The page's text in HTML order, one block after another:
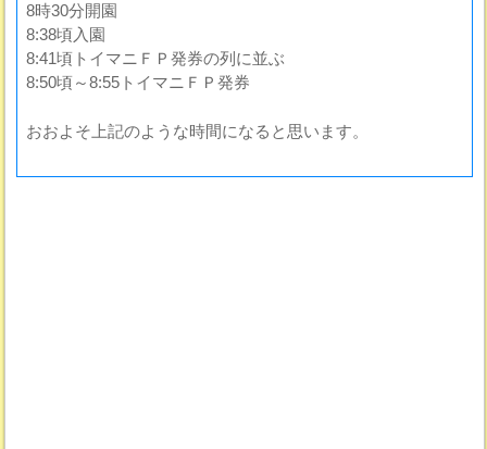
8時30分開園
8:38頃入園
8:41頃トイマニＦＰ発券の列に並ぶ
8:50頃～8:55トイマニＦＰ発券
おおよそ上記のような時間になると思います。